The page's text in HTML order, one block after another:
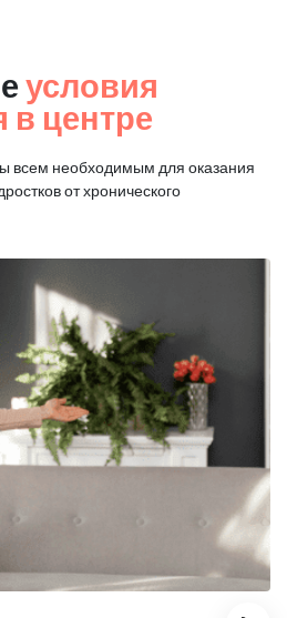
условия
центре
всем необходимым для оказания
от хронического